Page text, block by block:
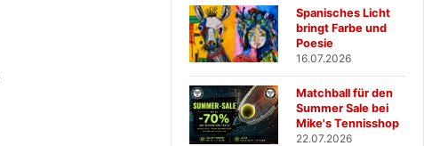
Spanisches Licht
bringt Farbe und
Poesie
16.07.2026
Matchball für den
Summer Sale bei
Mike's Tennisshop
22.07.2026